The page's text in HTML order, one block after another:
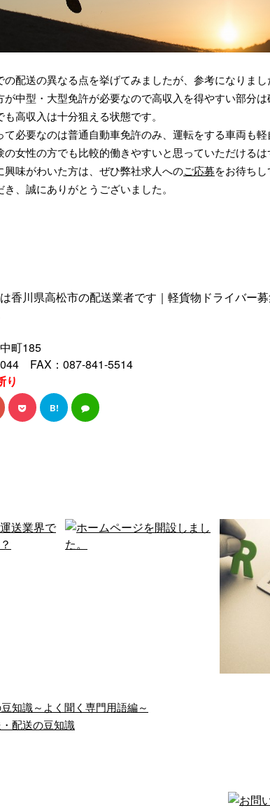
の配送の異なる点を挙げてみましたが、参考になりまし
が中型・大型免許が必要なので高収入を得やすい部分は
高収入は十分狙える状態です。
て必要なのは普通自動車免許のみ、運転をする車両も
女性の方でも比較的働きやすいと思っていただけるは
興味がわいた方は、ぜひ弊社求人へのご応募をお待ちし
、誠にありがとうございました。
香川県高松市の配送業者です｜軽貨物ドライバー
町185
FAX：087-841-5514
り
B!
お過
知識～よく聞く専門用語編～
配送の豆知識